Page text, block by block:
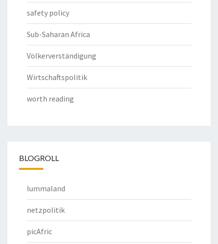
safety policy
Sub-Saharan Africa
Völkerverständigung
Wirtschaftspolitik
worth reading
BLOGROLL
lummaland
netzpolitik
picAfric